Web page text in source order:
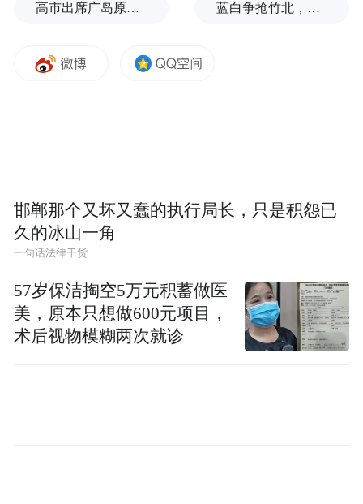
成立由市级主导、智库广泛参与的编制队
伍，紧扣烟台市情，完成46项重点课题研
究，科学确定重大目标任务，努力在全国、
全省发展大局中把握烟台定位、彰显烟台作
为。
《纲要》起草践行“开门编规划”理念，通过
高市出席广岛原子弹轰炸纪念仪式，核立场模糊耐人寻味 蓝白争抢竹北，整合卡关！黄国昌：相信郑丽文会守诺
邯郸那个又坏又蠢的执行局长，只是积怨已
久的冰山一角
一句话法律干货
57岁保洁掏空5万元积蓄做医
美，原本只想做600元项目，
术后视物模糊两次就诊